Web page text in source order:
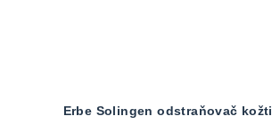
Erbe Solingen odstraňovač